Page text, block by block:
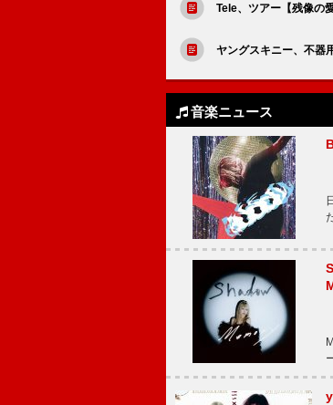
Tele、ツアー【残像の
ヤングスキニー、不器
音楽ニュース